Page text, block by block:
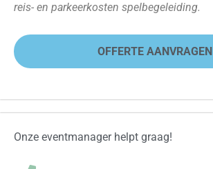
reis- en parkeerkosten spelbegeleiding.
OFFERTE AANVRAGEN
Onze eventmanager helpt graag!